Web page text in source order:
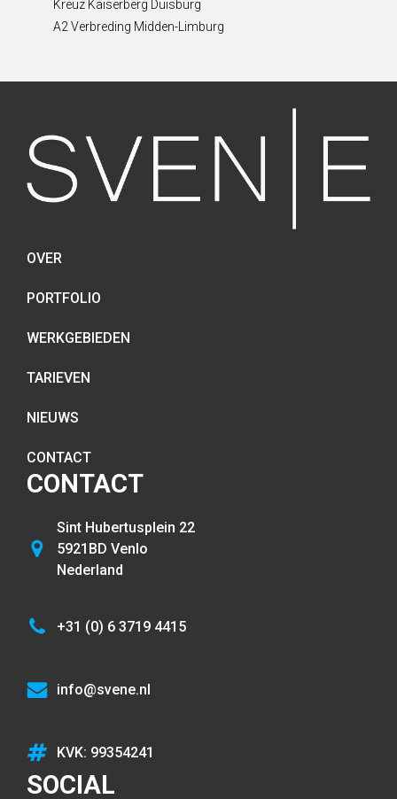
Kreuz Kaiserberg Duisburg
A2 Verbreding Midden-Limburg
OVER
PORTFOLIO
WERKGEBIEDEN
TARIEVEN
NIEUWS
CONTACT
CONTACT
Sint Hubertusplein 22
5921BD Venlo
Nederland
+31 (0) 6 3719 4415
info@svene.nl
KVK: 99354241
SOCIAL